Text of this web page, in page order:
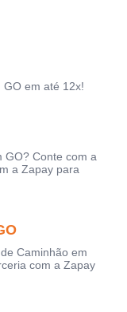
em até 12x!
GO? Conte com a
a Zapay para
Caminhão em
com a Zapay